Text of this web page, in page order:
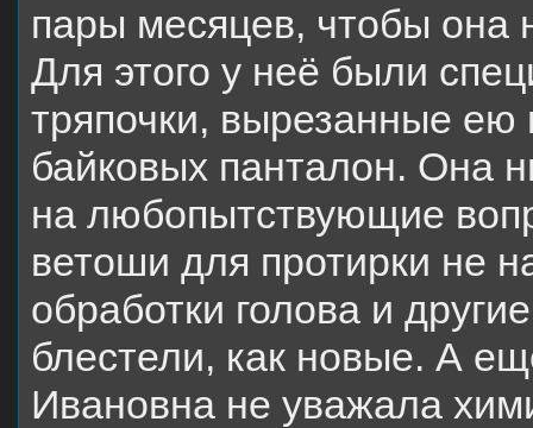
пары месяцев, чтобы она
Для этого у неё были
тряпочки, вырезанные
байковых панталон. Она
на любопытствующие
ветоши для протирки не
обработки голова и
блестели, как новые. А
Ивановна не уважала